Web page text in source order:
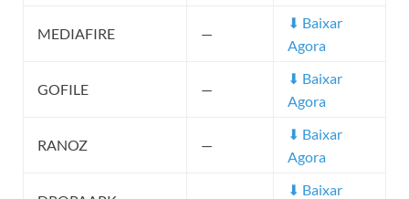
MEDIAFIRE —
⬇ Baixar
Agora
GOFILE —
⬇ Baixar
Agora
RANOZ —
⬇ Baixar
Agora
⬇ Baixar